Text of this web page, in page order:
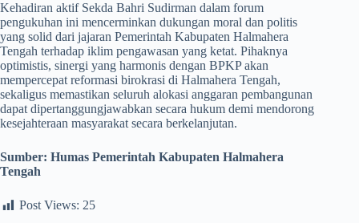
​Kehadiran aktif Sekda Bahri Sudirman dalam forum
pengukuhan ini mencerminkan dukungan moral dan politis
yang solid dari jajaran Pemerintah Kabupaten Halmahera
Tengah terhadap iklim pengawasan yang ketat. Pihaknya
optimistis, sinergi yang harmonis dengan BPKP akan
mempercepat reformasi birokrasi di Halmahera Tengah,
sekaligus memastikan seluruh alokasi anggaran pembangunan
dapat dipertanggungjawabkan secara hukum demi mendorong
kesejahteraan masyarakat secara berkelanjutan.
Sumber: Humas Pemerintah Kabupaten Halmahera
Tengah
Post Views: 25